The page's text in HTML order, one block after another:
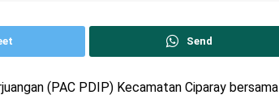
Send
(PAC PDIP) Kecamatan Ciparay bersama